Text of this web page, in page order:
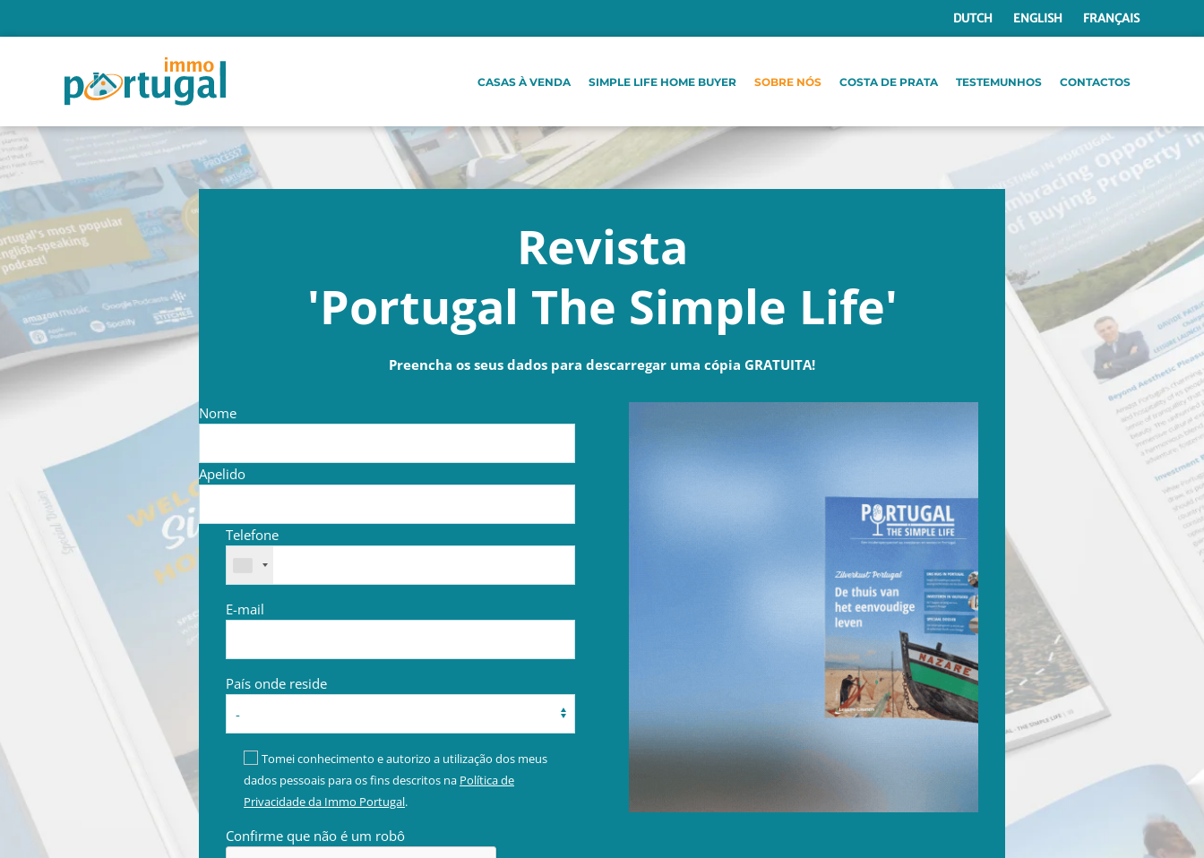
DUTCH ENGLISH FRANÇAIS
CASAS À VENDA SIMPLE LIFE HOME BUYER SOBRE NÓS COSTA DE PRATA TESTEMUNHOS CONTACTOS
Revista
'Portugal The Simple Life'
Preencha os seus dados para descarregar uma cópia GRATUITA!
Nome
Apelido
Telefone
E-mail
País onde reside
Tomei conhecimento e autorizo a utilização dos meus
dados pessoais para os fins descritos na Política de
Privacidade da Immo Portugal.
Confirme que não é um robô